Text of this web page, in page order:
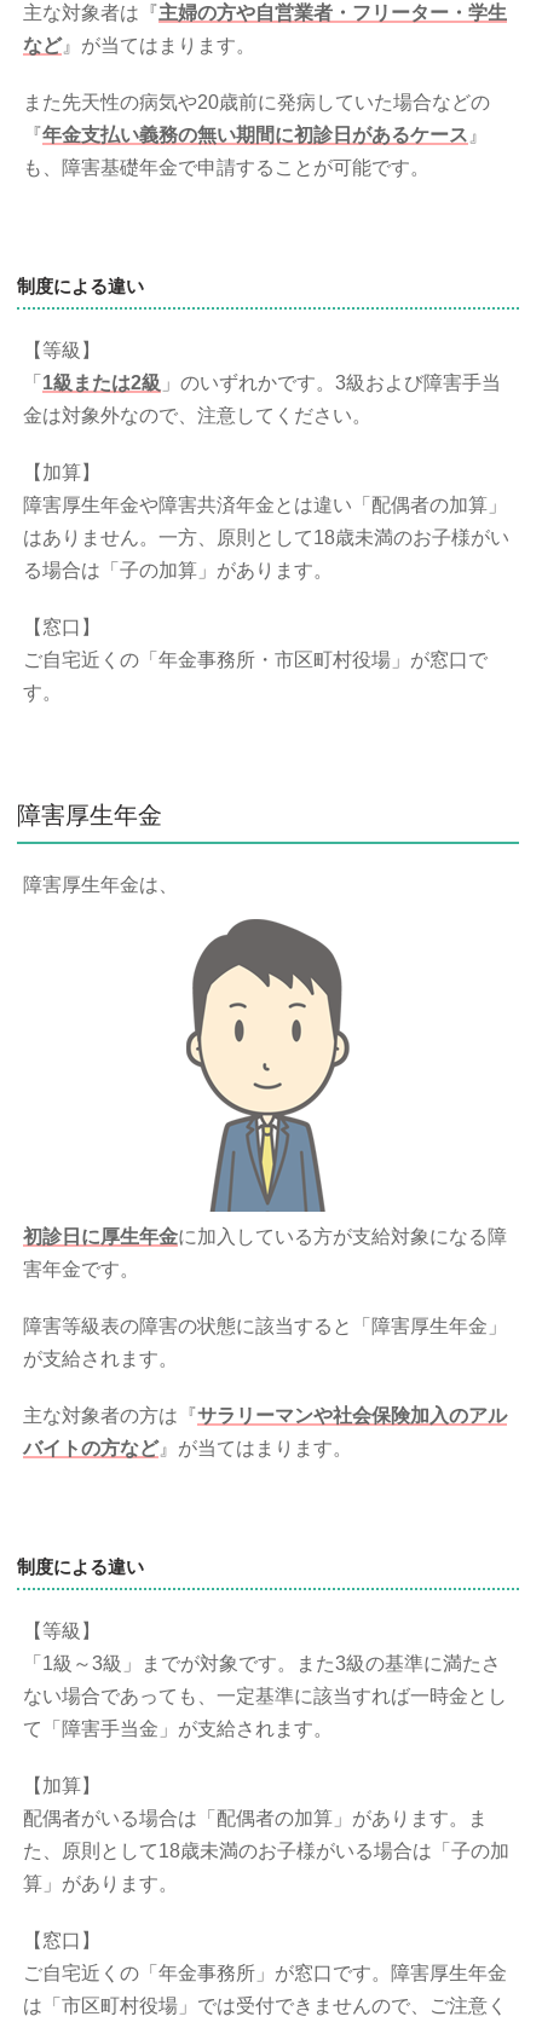
主な対象者は『主婦の方や自営業者・フリーター・学生
など』が当てはまります。
また先天性の病気や20歳前に発病していた場合などの
『年金支払い義務の無い期間に初診日があるケース 』
も、障害基礎年金で申請することが可能です。
制度による違い
【等級】
「 1級または2級 」のいずれかです。3級および障害手当
金は対象外なので、注意してください。
【加算】
障害厚生年金や障害共済年金とは違い「配偶者の加算」
はありません。一方、原則として18歳未満のお子様がい
る場合は「子の加算」があります。
【窓口】
ご自宅近くの「年金事務所・市区町村役場」が窓口で
す。
障害厚生年金
障害厚生年金は、
初診日に厚生年金に加入している方が支給対象になる障
害年金です。
障害等級表の障害の状態に該当すると「障害厚生年金」
が支給されます。
主な対象者の方は『サラリーマンや社会保険加入のアル
バイトの方など』が当てはまります。
制度による違い
【等級】
「1級～3級」までが対象です。また3級の基準に満たさ
ない場合であっても、一定基準に該当すれば一時金とし
て「障害手当金」が支給されます。
【加算】
配偶者がいる場合は「配偶者の加算」があります。ま
た、原則として18歳未満のお子様がいる場合は「子の加
算」があります。
【窓口】
ご自宅近くの「年金事務所」が窓口です。障害厚生年金
は「市区町村役場」では受付できませんので、ご注意く